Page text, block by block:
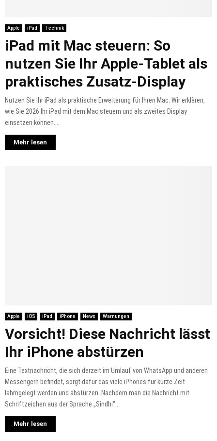
Apple iPad Technik
iPad mit Mac steuern: So
nutzen Sie Ihr Apple-Tablet als
praktisches Zusatz-Display
Nutzen Sie Ihr iPad als praktische Erweiterung für Ihren Mac. Wir erklären,
wie Sie 2026 Ihr iPad mit dem Mac steuern und als zweites Display
einsetzen können....
Mehr lesen
Apple iOS iPad iPhone News Warnungen
Vorsicht! Diese Nachricht lässt
Ihr iPhone abstürzen
Eine Textnachricht, die sich derzeit im Umlauf von WhatsApp und anderen
Messengern befindet, sorgt dafür das viele iPhones für kurze Zeit
lahmgelegt werden und abstürzen. Nachdem man die Nachricht mit
Schriftzeichen aus der Sprache „Sindhi“...
Mehr lesen